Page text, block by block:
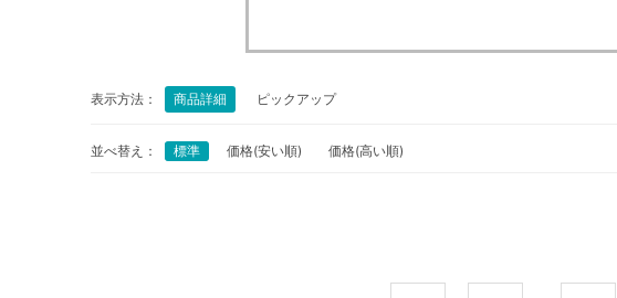
表示方法： 商品詳細 ピックアップ
並べ替え： 標準 価格(安い順) 価格(高い順)